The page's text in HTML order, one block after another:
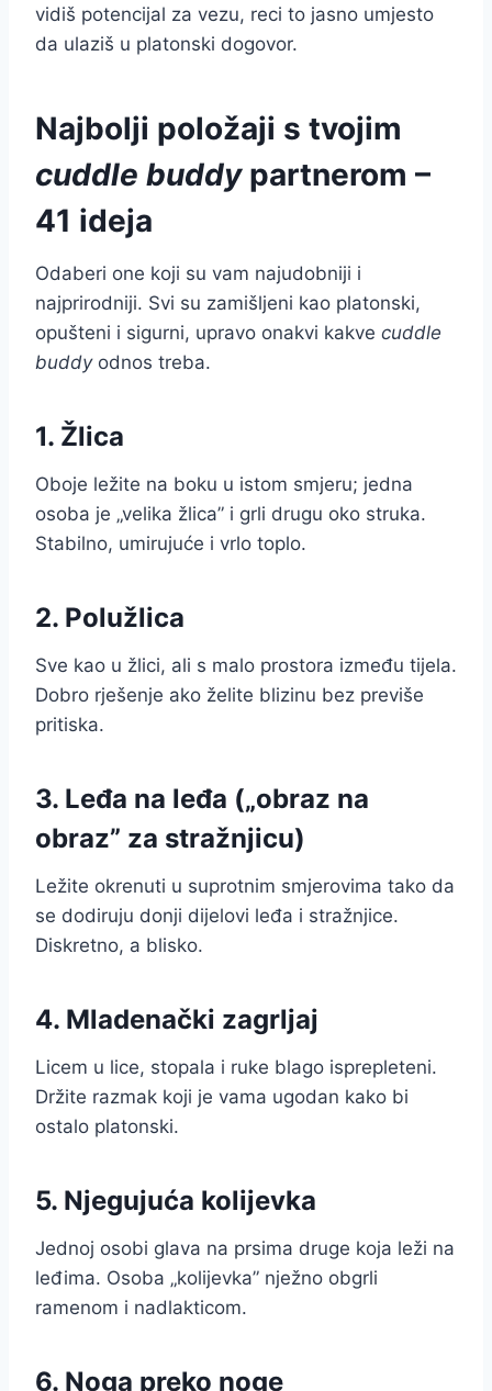
vidiš potencijal za vezu, reci to jasno umjesto
da ulaziš u platonski dogovor.
Najbolji položaji s tvojim
cuddle buddypartnerom –
41 ideja
Odaberi one koji su vam najudobniji i
najprirodniji. Svi su zamišljeni kao platonski,
opušteni i sigurni, upravo onakvi kakve cuddle
buddyodnos treba.
1. Žlica
Oboje ležite na boku u istom smjeru; jedna
osoba je „velika žlica” i grli drugu oko struka.
Stabilno, umirujuće i vrlo toplo.
2. Polužlica
Sve kao u žlici, ali s malo prostora između tijela.
Dobro rješenje ako želite blizinu bez previše
pritiska.
3. Leđa na leđa („obraz na
obraz” za stražnjicu)
Ležite okrenuti u suprotnim smjerovima tako da
se dodiruju donji dijelovi leđa i stražnjice.
Diskretno, a blisko.
4. Mladenački zagrljaj
Licem u lice, stopala i ruke blago isprepleteni.
Držite razmak koji je vama ugodan kako bi
ostalo platonski.
5. Njegujuća kolijevka
Jednoj osobi glava na prsima druge koja leži na
leđima. Osoba „kolijevka” nježno obgrli
ramenom i nadlakticom.
6. Noga preko noge